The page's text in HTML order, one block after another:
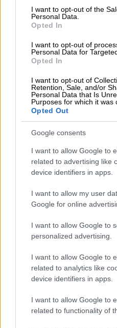
consent section.
I want to opt-out of the
Personal Data.
Opted In
I want to opt-out of
Personal Data for
Opted In
I want to opt-out of
Retention, Sale, and/or
Personal Data that Is
Purposes for which it was
Opted Out
Google consents
I want to allow Google to
related to advertising like
device identifiers in apps.
I want to allow my user
Google for online
I want to allow Google to
personalized advertising.
I want to allow Google to
related to analytics like
device identifiers in apps.
I want to allow Google to
related to functionality of
«Είναι αλήθεια ότι
ίδρυση αλβανικού
ότι αυτό το, κατά
δημιούργημα θα έχει
πολλές διαιρέσεις
στοιχεία εκεί δια να
ότι θα είναι δυνατόν
κράτος».
Η σφαγή των
Και η Αλβανία
με τεχνητή
εγκατέλειψε την
Τον Ιούλιο του 1914,
δεκαπέντε
Ελλήνων βοσκών, που
ελλήνων στρατιωτών,
άτακτους Αλβανούς.
Τραγωδία», ο
γράφει